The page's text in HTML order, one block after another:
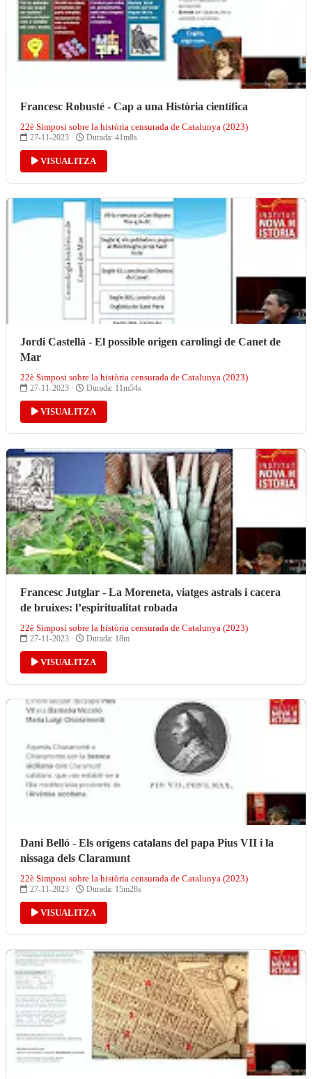
Francesc Robusté - Cap a una Història científica
22è Simposi sobre la història censurada de Catalunya (2023)
27-11-2023 · Durada: 41m8s
VISUALITZA
Jordi Castellà - El possible origen carolingi de Canet de
Mar
22è Simposi sobre la història censurada de Catalunya (2023)
27-11-2023 · Durada: 11m54s
VISUALITZA
Francesc Jutglar - La Moreneta, viatges astrals i cacera
de bruixes: l’espiritualitat robada
22è Simposi sobre la història censurada de Catalunya (2023)
27-11-2023 · Durada: 18m
VISUALITZA
Dani Belló - Els orígens catalans del papa Pius VII i la
nissaga dels Claramunt
22è Simposi sobre la història censurada de Catalunya (2023)
27-11-2023 · Durada: 15m28s
VISUALITZA